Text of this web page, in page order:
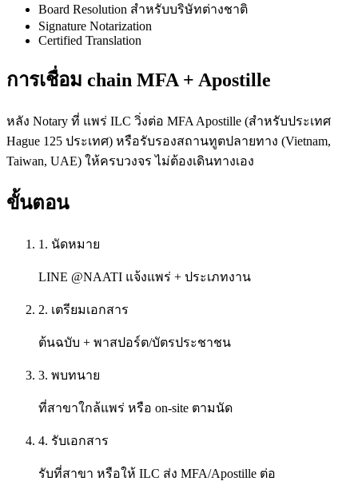
Board Resolution สำหรับบริษัทต่างชาติ
Signature Notarization
Certified Translation
การเชื่อม chain MFA + Apostille
หลัง Notary ที่ แพร่ ILC วิ่งต่อ MFA Apostille (สำหรับประเทศ
Hague 125 ประเทศ) หรือรับรองสถานทูตปลายทาง (Vietnam,
Taiwan, UAE) ให้ครบวงจร ไม่ต้องเดินทางเอง
ขั้นตอน
1. นัดหมาย
LINE @NAATI แจ้งแพร่ + ประเภทงาน
2. เตรียมเอกสาร
ต้นฉบับ + พาสปอร์ต/บัตรประชาชน
3. พบทนาย
ที่สาขาใกล้แพร่ หรือ on-site ตามนัด
4. รับเอกสาร
รับที่สาขา หรือให้ ILC ส่ง MFA/Apostille ต่อ